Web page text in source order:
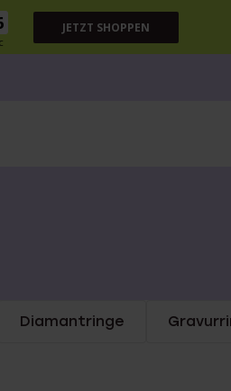
JETZT SHOPPEN
Diamantringe